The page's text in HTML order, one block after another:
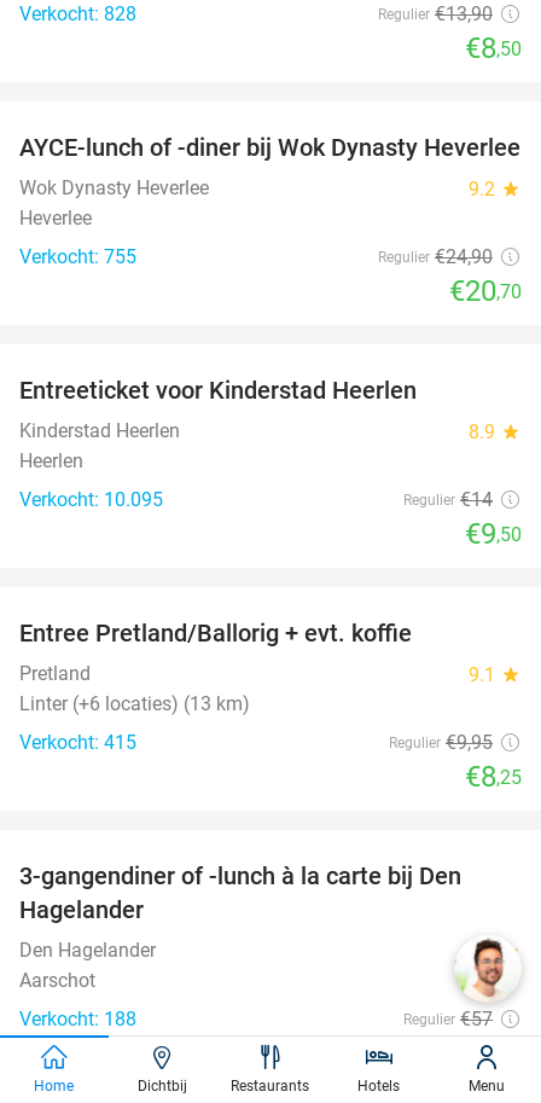
Verkocht: 828
Regulier €13,90
€8,50
17%
AYCE-lunch of -diner bij Wok Dynasty Heverlee
Wok Dynasty Heverlee 9.2 star
Heverlee
Verkocht: 755
Regulier €24,90
€20,70
Entreeticket voor Kinderstad Heerlen
Kinderstad Heerlen 8.9 star
Heerlen
Verkocht: 10.095
Regulier €14
€9,50
Entree Pretland/Ballorig + evt. koffie
Pretland 9.1 star
Linter (+6 locaties) (13 km)
Verkocht: 415
Regulier €9,95
€8,25
3-gangendiner of -lunch à la carte bij Den
Hagelander
Den Hagelander 9.9star
Aarschot
Verkocht: 188
Regulier €57
€41
favorite_border
Home Dichtbij Restaurants Hotels Menu